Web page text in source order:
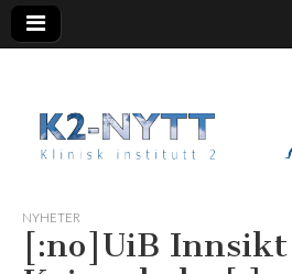
K2 Nytt
NYHETER
[:no]UiB